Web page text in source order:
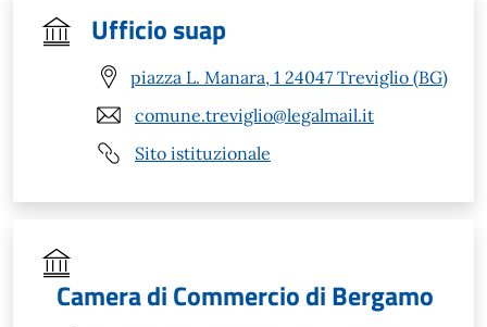
Ufficio suap
piazza L. Manara, 1 24047 Treviglio (BG)
comune.treviglio@legalmail.it
Sito istituzionale
Camera di Commercio di Bergamo